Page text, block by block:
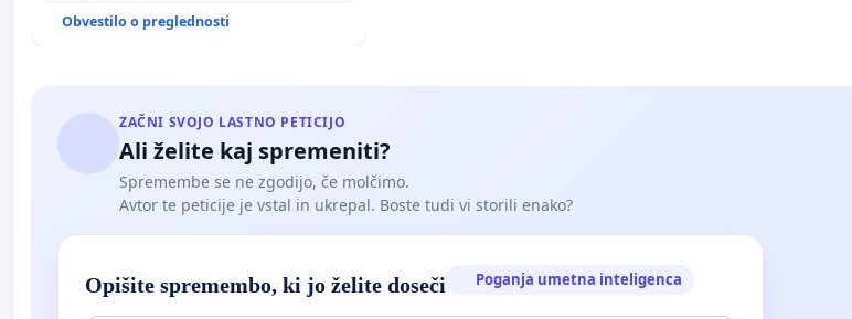
Obvestilo o preglednosti
ZAČNI SVOJO LASTNO PETICIJO
Ali želite kaj spremeniti?
Spremembe se ne zgodijo, če molčimo.
Avtor te peticije je vstal in ukrepal. Boste tudi vi storili enako?
Opišite spremembo, ki jo želite doseči Poganja umetna inteligenca